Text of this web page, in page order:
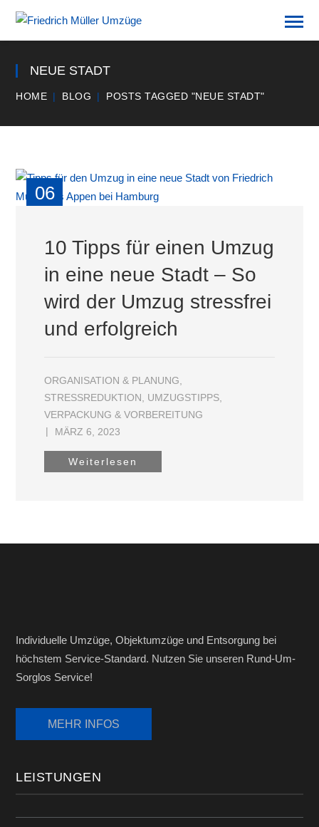
NEUE STADT
HOME BLOG POSTS TAGGED "NEUE STADT"
06
10 Tipps für einen Umzug
in eine neue Stadt – So
wird der Umzug stressfrei
und erfolgreich
ORGANISATION & PLANUNG
STRESSREDUKTION
UMZUGSTIPPS
VERPACKUNG & VORBEREITUNG
MÄRZ 6, 2023
Weiterlesen
Individuelle Umzüge, Objektumzüge und Entsorgung bei
höchstem Service-Standard. Nutzen Sie unseren Rund-Um-
Sorglos Service!
LEISTUNGEN